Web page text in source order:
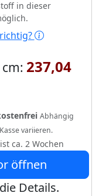
in dieser
237,04
Abhängig
variieren.
ca. 2 Wochen
öffnen
Details.